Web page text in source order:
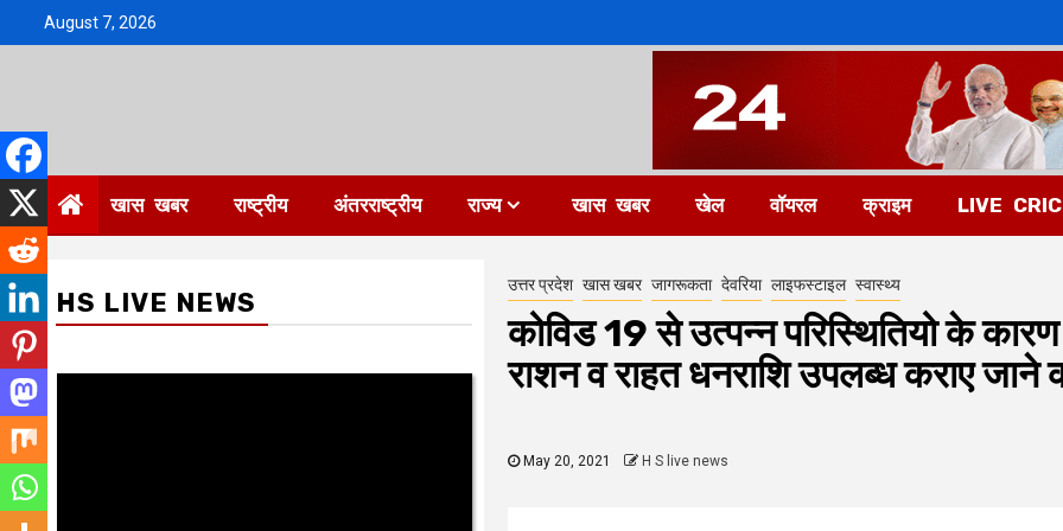
August 7, 2026
खास खबर राष्ट्रीय अंतरराष्ट्रीय राज्य खास खबर खेल वॉयरल क्राइम LIVE
उत्तर प्रदेश खास खबर जागरूकता देवरिया लाइफस्टाइल स्वास्थ्य
कोविड 19 से उत्पन्न परिस्थितियो के
राशन व राहत धनराशि उपलब्ध कराए
May 20, 2021 H S live news
HS LIVE NEWS